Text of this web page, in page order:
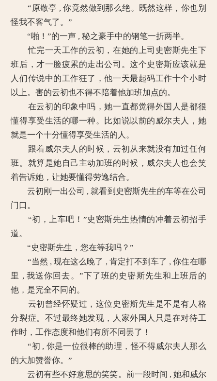
“原敬亭 , 你竟然做到那么绝。既然这样，你也别
怪我不客气了。”
“啪！”的一声 , 秘之豪手中的钢笔一折两半。
忙完一天工作的云初，在她的上司史密斯先生下
班后，才一脸疲累的走出公司。这个史密斯应该就是
人们传说中的工作狂了，他一天最起码工作十个小时
以上。害的云初也不得不陪着他加班加点的。
在云初的印象中吗，她一直都觉得外国人是都很
懂得享受生活的哪一种。比如说以前的威尔夫人，她
就是一个十分懂得享受生活的人。
跟着威尔夫人的时候，云初从来就没有加过任何
班。就算是她自己主动加班的时候，威尔夫人也会笑
着告诉她，让她要懂得劳逸结合。
云初刚一出公司 , 就看到史密斯先生的车等在公司
门口。
“初，上车吧！”史密斯先生热情的冲着云初招手
道。
“史密斯先生，您在等我吗？”
“当然 , 现在这么晚了 , 肯定打不到车了 , 你住在哪
里 , 我送你回去。”下了班的史密斯先生和上班后的
他，是完全不同的。
云初曾经怀疑过，这位史密斯先生是不是有人格
分裂症。不过最终她发现，人家外国人只是在对待工
作时，工作态度和他们有所不同罢了！
“初 , 你是一位很棒的助理，怪不得威尔夫人那么
的大加赞誉你。”
云初有些不好意思的笑笑。前一段时间 , 她和威尔